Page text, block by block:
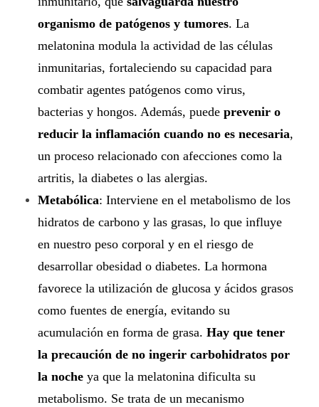
n
e
ñ
organismo de patógenos y tumores. La
melatonina modula la actividad de las células
inmunitarias, fortaleciendo su capacidad para
combatir agentes patógenos como virus,
bacterias y hongos. Además, puede prevenir o
reducir la inflamación cuando no es necesaria,
un proceso relacionado con afecciones como la
artritis, la diabetes o las alergias.
Metabólica: Interviene en el metabolismo de los
hidratos de carbono y las grasas, lo que influye
en nuestro peso corporal y en el riesgo de
desarrollar obesidad o diabetes. La hormona
favorece la utilización de glucosa y ácidos grasos
como fuentes de energía, evitando su
acumulación en forma de grasa. Hay que tener
la precaución de no ingerir carbohidratos por
la nocheya que la melatonina dificulta su
metabolismo. Se trata de un mecanismo